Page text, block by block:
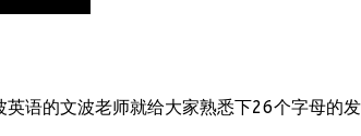
语的文波老师就给大家熟悉下26个字母的发